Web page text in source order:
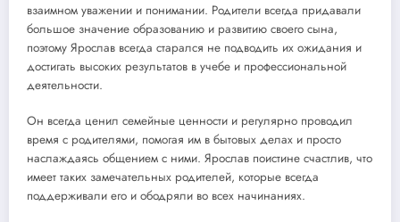
взаимном уважении и понимании. Родители всегда придавали
большое значение образованию и развитию своего сына,
поэтому Ярослав всегда старался не подводить их ожидания и
достигать высоких результатов в учебе и профессиональной
деятельности.
Он всегда ценил семейные ценности и регулярно проводил
время с родителями, помогая им в бытовых делах и просто
наслаждаясь общением с ними. Ярослав поистине счастлив, что
имеет таких замечательных родителей, которые всегда
поддерживали его и ободряли во всех начинаниях.